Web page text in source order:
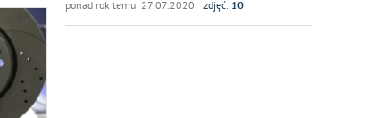
ponad rok temu 27.07.2020 zdjęć: 10